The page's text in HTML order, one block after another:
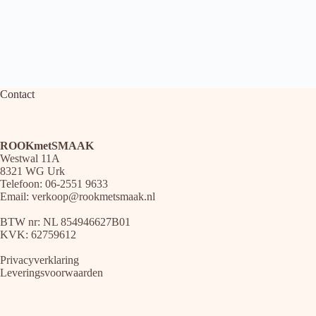
Contact
ROOKmetSMAAK
Westwal 11A
8321 WG Urk
Telefoon: 06-2551 9633
Email: verkoop@rookmetsmaak.nl
BTW nr: NL 854946627B01
KVK: 62759612
Privacyverklaring
Leveringsvoorwaarden